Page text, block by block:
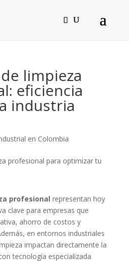
limpieza
eficiencia
industria
en Colombia
profesional representan hoy
clave para empresas que
ahorro de costos y
en entornos industriales
impactan directamente la
tecnología especializada